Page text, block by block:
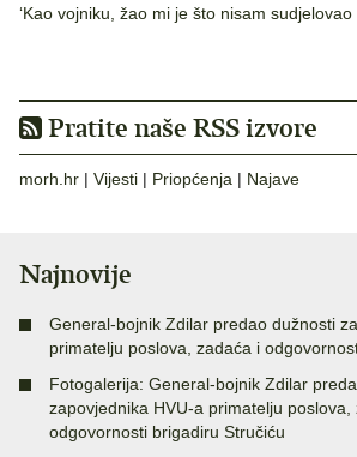
‘Kao vojniku, žao mi je što nisam sudjelovao
Pratite naše RSS izvore
morh.hr | Vijesti | Priopćenja | Najave
Najnovije
General-bojnik Zdilar predao dužnosti
primatelju poslova, zadaća i
Fotogalerija: General-bojnik Zdilar
zapovjednika HVU-a primatelju poslova,
odgovornosti brigadiru Stručiću